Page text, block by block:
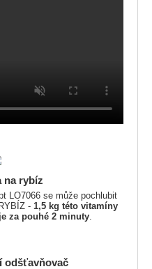
na rybíz
LO7066 se může pochlubit
- 1,5 kg této vitamíny
za pouhé 2 minuty
odšťavňovač